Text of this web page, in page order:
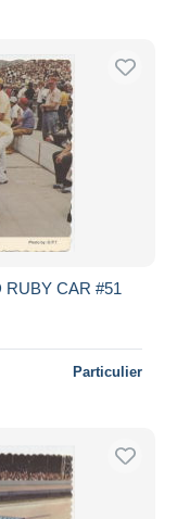
RUBY CAR #51
Particulier